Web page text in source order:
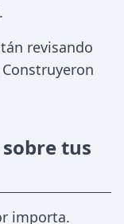
revisando
tus
importa.